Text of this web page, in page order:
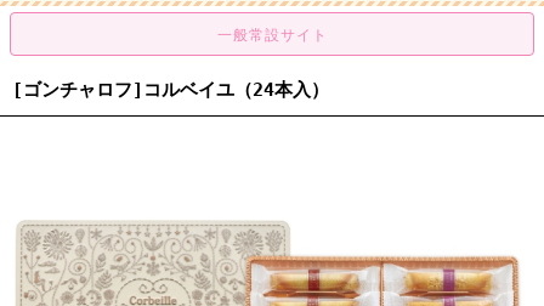
[ゴンチャロフ]コルベイユ（24本入）